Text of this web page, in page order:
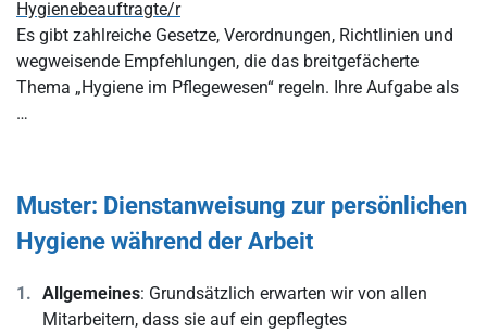
Hygienebeauftragte/r
Es gibt zahlreiche Gesetze, Verordnungen, Richtlinien und
wegweisende Empfehlungen, die das breitgefächerte
Thema „Hygiene im Pflegewesen“ regeln. Ihre Aufgabe als
…
Muster: Dienstanweisung zur persönlichen
Hygiene während der Arbeit
Allgemeines: Grundsätzlich erwarten wir von allen
Mitarbeitern, dass sie auf ein gepflegtes